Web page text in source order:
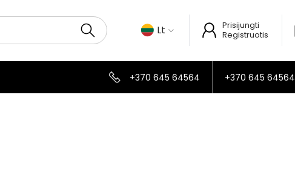
Lt
Prisijungti
Registruotis
+370 645 64564 +370 645 64564